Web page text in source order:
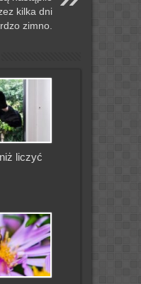
kilka dni
zimno.
liczyć